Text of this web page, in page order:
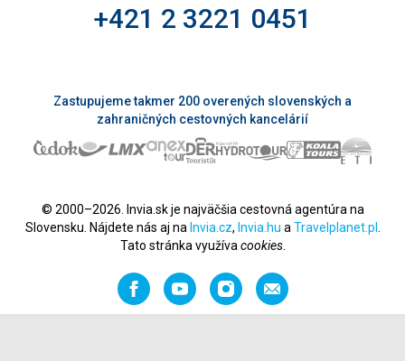
+421 2 3221 0451
Zastupujeme takmer 200 overených slovenských a
zahraničných cestovných kancelárií
© 2000–2026. Invia.sk je najväčšia cestovná agentúra na
Slovensku. Nájdete nás aj na Invia.cz, Invia.hu a Travelplanet.pl
Tato stránka využíva cookies.
FacebookYouTubeInstagramOdporučiť